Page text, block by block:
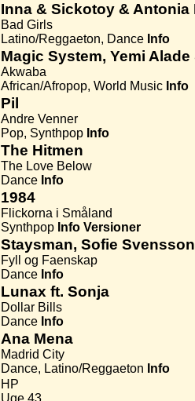
Inna & Sickotoy & Antonia
Bad Girls
Latino/Reggaeton, Dance Info
Magic System, Yemi
Akwaba
African/Afropop, World Music Info
Pil
Andre Venner
Pop, Synthpop Info
The Hitmen
The Love Below
Dance Info
1984
Flickorna i Småland
Synthpop Info Versioner
Staysman, Sofie
Fyll og Faenskap
Dance Info
Lunax ft. Sonja
Dollar Bills
Dance Info
Ana Mena
Madrid City
Dance, Latino/Reggaeton Info
HP